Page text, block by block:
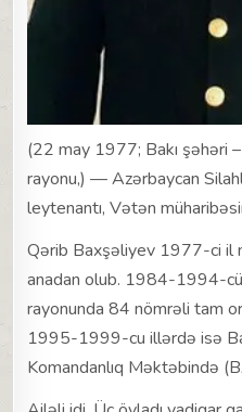
(22 may 1977; Bakı şəhəri
rayonu,) — Azərbaycan
leytenantı, Vətən
Qərib Baxşəliyev 1977-ci il
anadan olub. 1984-1994-
rayonunda 84 nömrəli tam
1995-1999-cu illərdə isə
Komandanlıq Məktəbində